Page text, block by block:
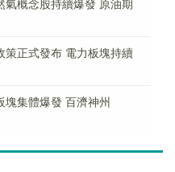
氣概念股持續爆發 原油期
策正式發布 電力板塊持續
塊集體爆發 百濟神州